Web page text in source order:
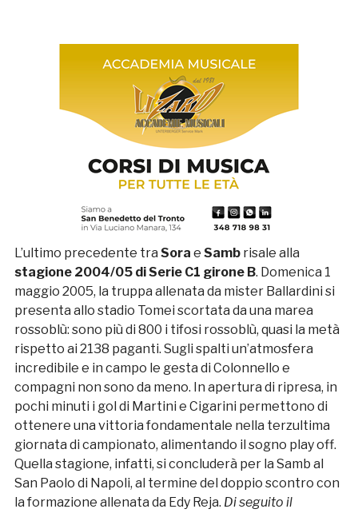
L’ultimo precedente tra Sora e Sambrisale alla
stagione 2004/05 di Serie C1 girone B. Domenica 1
maggio 2005, la truppa allenata da mister Ballardini si
presenta allo stadio Tomei scortata da una marea
rossoblù: sono più di 800 i tifosi rossoblù, quasi la metà
rispetto ai 2138 paganti. Sugli spalti un’atmosfera
incredibile e in campo le gesta di Colonnello e
compagni non sono da meno. In apertura di ripresa, in
pochi minuti i gol di Martini e Cigarini permettono di
ottenere una vittoria fondamentale nella terzultima
giornata di campionato, alimentando il sogno play off.
Quella stagione, infatti, si concluderà per la Samb al
San Paolo di Napoli, al termine del doppio scontro con
la formazione allenata da Edy Reja. Di seguito il